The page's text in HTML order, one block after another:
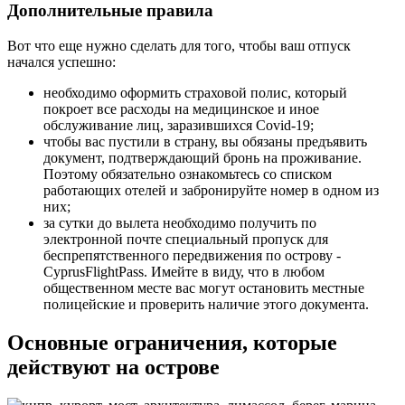
Дополнительные правила
Вот что еще нужно сделать для того, чтобы ваш отпуск
начался успешно:
необходимо оформить страховой полис, который
покроет все расходы на медицинское и иное
обслуживание лиц, заразившихся Covid-19;
чтобы вас пустили в страну, вы обязаны предъявить
документ, подтверждающий бронь на проживание.
Поэтому обязательно ознакомьтесь со списком
работающих отелей и забронируйте номер в одном из
них;
за сутки до вылета необходимо получить по
электронной почте специальный пропуск для
беспрепятственного передвижения по острову -
CyprusFlightPass. Имейте в виду, что в любом
общественном месте вас могут остановить местные
полицейские и проверить наличие этого документа.
Основные ограничения, которые
действуют на острове